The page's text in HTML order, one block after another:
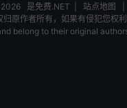
是免费.NET 站点地图
原作者所有，如果有侵犯您权
belong to their original